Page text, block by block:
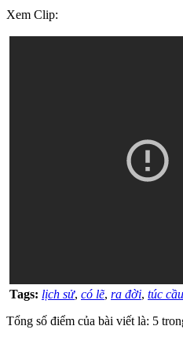
Xem Clip:
Tags: lịch sử, có lẽ, ra đời, túc cầu
Tổng số điểm của bài viết là: 5